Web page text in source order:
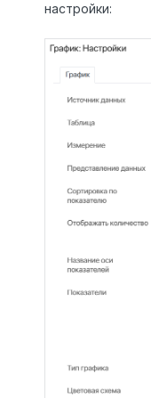
настройки: